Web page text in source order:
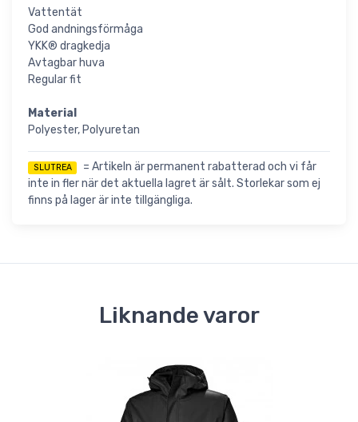
Vattentät
God andningsförmåga
YKK® dragkedja
Avtagbar huva
Regular fit
Material
Polyester, Polyuretan
SLUTREA
= Artikeln är permanent rabatterad och vi får
inte in fler när det aktuella lagret är sålt. Storlekar som ej
finns på lager är inte tillgängliga.
Liknande varor